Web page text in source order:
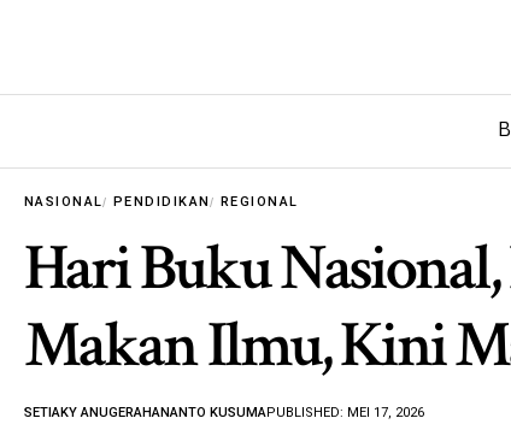
NASIONAL PENDIDIKAN REGIONAL
Hari Buku
Makan Ilmu, Kini
SETIAKY ANUGERAHANANTO KUSUMAPUBLISHED: MEI 17, 2026